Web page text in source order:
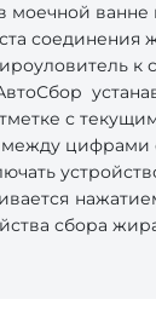
моечной
соединения
к
с
цифрами
сбора